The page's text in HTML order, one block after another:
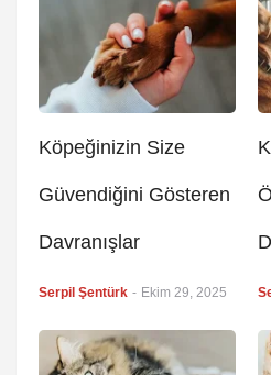
Köpeğinizin Size
Güvendiğini Gösteren
Davranışlar
Serpil Şentürk - Ekim 29, 2025